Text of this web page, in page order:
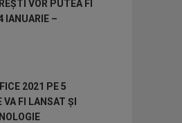
VOR PUTEA FI
IANUARIE –
2021 PE 5
FI LANSAT ȘI